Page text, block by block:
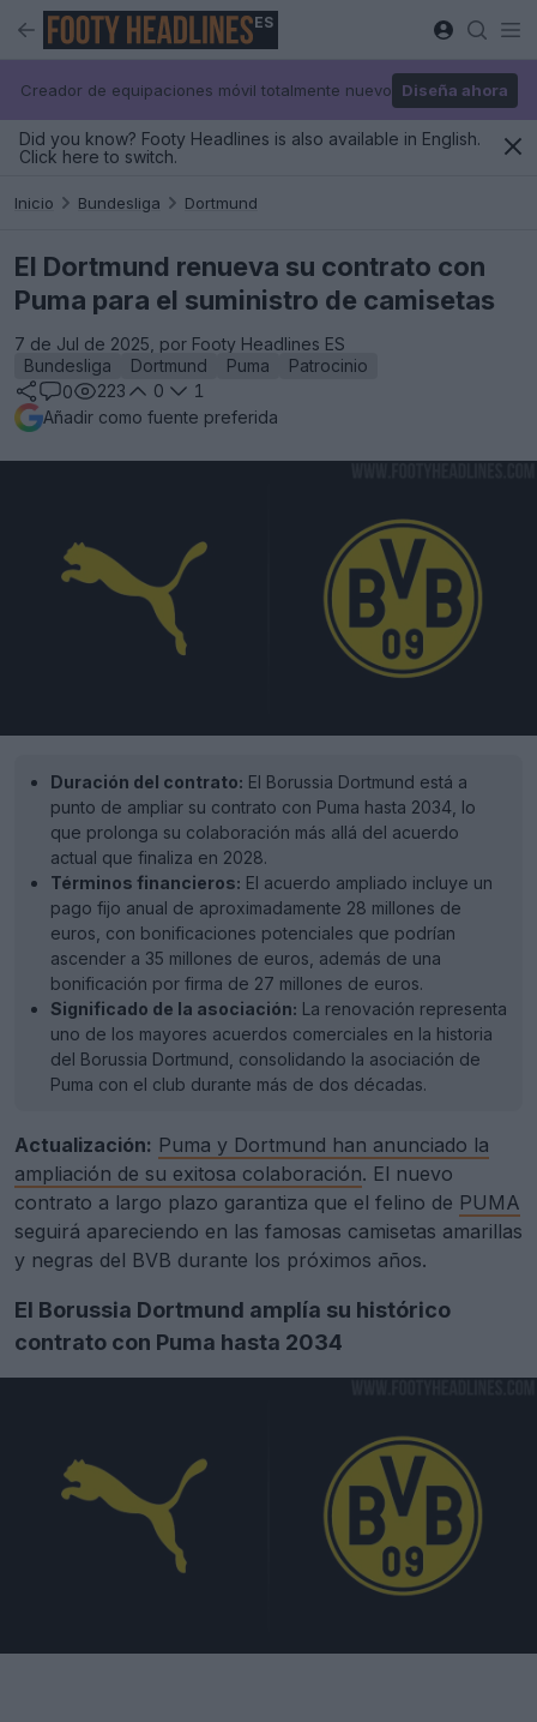
ES
Creador de equipaciones móvil totalmente nuevo Diseña ahora
Did you know? Footy Headlines is also available in English.
Click here to switch.
Inicio Bundesliga Dortmund
El Dortmund renueva su contrato con
Puma para el suministro de camisetas
7 de Jul de 2025, por Footy Headlines ES
Bundesliga
Dortmund Puma
Patrocinio
0
223 0
1
Añadir como fuente preferida
Duración del contrato: El Borussia Dortmund está a
punto de ampliar su contrato con Puma hasta 2034, lo
que prolonga su colaboración más allá del acuerdo
actual que finaliza en 2028.
Términos financieros: El acuerdo ampliado incluye un
pago fijo anual de aproximadamente 28 millones de
euros, con bonificaciones potenciales que podrían
ascender a 35 millones de euros, además de una
bonificación por firma de 27 millones de euros.
Significado de la asociación: La renovación representa
uno de los mayores acuerdos comerciales en la historia
del Borussia Dortmund, consolidando la asociación de
Puma con el club durante más de dos décadas.
Actualización: Puma y Dortmund han anunciado la
ampliación de su exitosa colaboración. El nuevo
contrato a largo plazo garantiza que el felino de PUMA
seguirá apareciendo en las famosas camisetas amarillas
y negras del BVB durante los próximos años.
El Borussia Dortmund amplía su histórico
contrato con Puma hasta 2034